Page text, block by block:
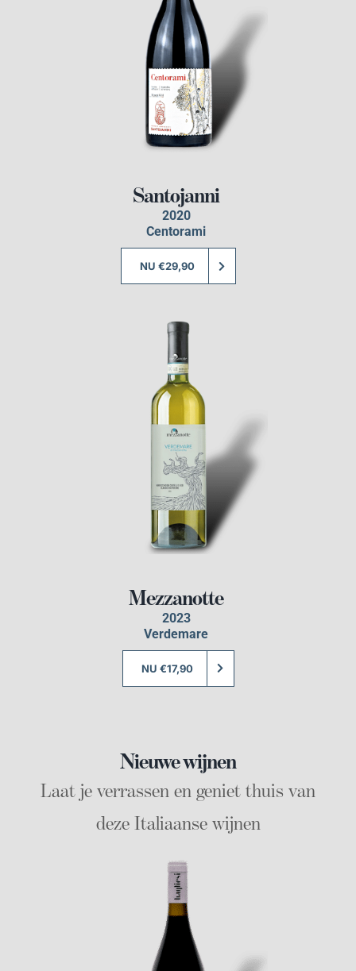
Santojanni
2020
Centorami
NU €29,90
Mezzanotte
2023
Verdemare
NU €17,90
Nieuwe wijnen
Laat je verrassen en geniet thuis van
deze Italiaanse wijnen